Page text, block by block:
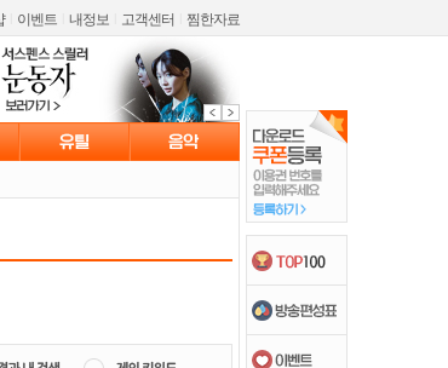
이벤트 내정보 고객센터 찜한자료